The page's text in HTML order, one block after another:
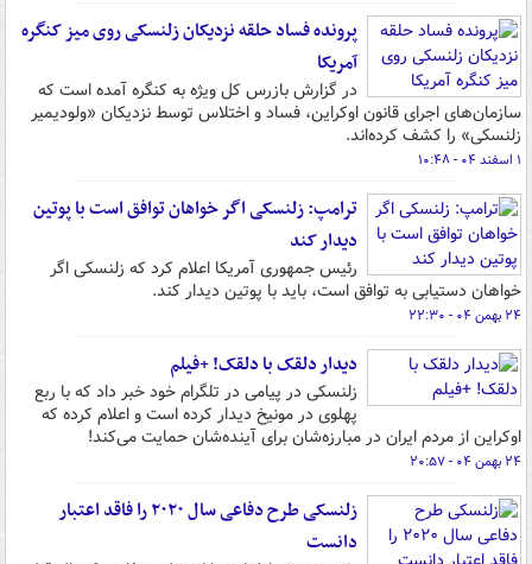
پرونده فساد حلقه نزدیکان زلنسکی روی میز کنگره
آمریکا
در گزارش بازرس کل ویژه به کنگره آمده است که
سازمان‌های اجرای قانون اوکراین، فساد و اختلاس توسط نزدیکان «ولودیمیر
زلنسکی» را کشف کرده‌اند.
۱ اسفند ۰۴ - ۱۰:۴۸
ترامپ: زلنسکی اگر خواهان توافق است با پوتین
دیدار کند
رئیس جمهوری آمریکا اعلام کرد که زلنسکی اگر
خواهان دستیابی به توافق است، باید با پوتین دیدار کند.
۲۴ بهمن ۰۴ - ۲۲:۳۰
دیدار دلقک با دلقک! +فیلم
زلنسکی در پیامی در تلگرام خود خبر داد که با ربع
پهلوی در مونیخ دیدار کرده است و اعلام کرده که
اوکراین از مردم ایران در مبارزه‌شان برای آینده‌شان حمایت می‌کند!
۲۴ بهمن ۰۴ - ۲۰:۵۷
زلنسکی طرح دفاعی سال ۲۰۲۰ را فاقد اعتبار
دانست